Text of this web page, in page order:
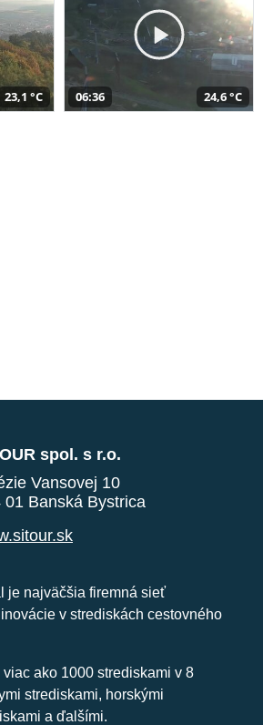
23,1 °C 06:36 24,6 °C
spol. s r.o.
Vansovej 10
01 Banská Bystrica
je najväčšia firemná sieť
v strediskách cestovného
ako 1000 strediskami v 8
strediskami, horskými
a ďalšími.